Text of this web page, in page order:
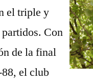
el triple y
Con
de la final
el club